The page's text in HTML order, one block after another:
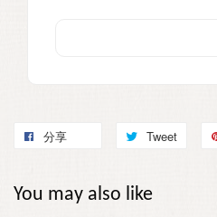
分享 Tweet
You may also like